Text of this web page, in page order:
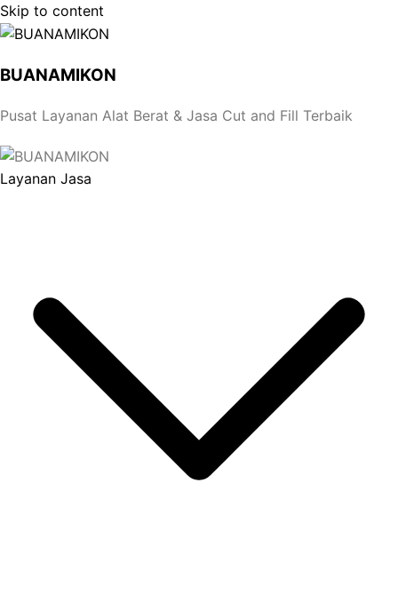
Skip to content
BUANAMIKON
Pusat Layanan Alat Berat & Jasa Cut and Fill Terbaik
Layanan Jasa